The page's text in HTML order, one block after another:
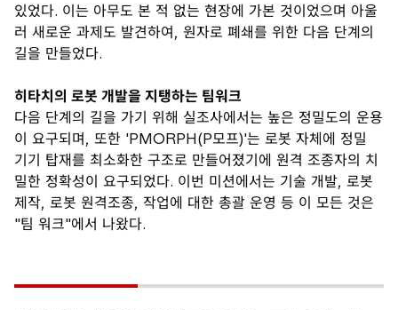
있었다. 이는 아무도 본 적 없는 현장에 가본 것이었으며 아울
러 새로운 과제도 발견하여, 원자로 폐쇄를 위한 다음 단계의
길을 만들었다.
히타치의 로봇 개발을 지탱하는 팀워크
다음 단계의 길을 가기 위해 실조사에서는 높은 정밀도의 운용
이 요구되며, 또한 'PMORPH(P모프)'는 로봇 자체에 정밀
기기 탑재를 최소화한 구조로 만들어졌기에 원격 조종자의 치
밀한 정확성이 요구되었다. 이번 미션에서는 기술 개발, 로봇
제작, 로봇 원격조종, 작업에 대한 총괄 운영 등 이 모든 것은
"팀 워크"에서 나왔다.